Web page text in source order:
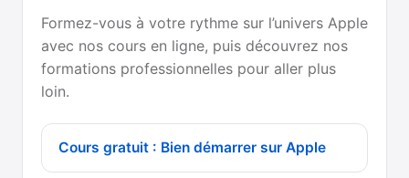
Formez-vous à votre rythme sur l’univers Apple
avec nos cours en ligne, puis découvrez nos
formations professionnelles pour aller plus
loin.
Cours gratuit : Bien démarrer sur Apple